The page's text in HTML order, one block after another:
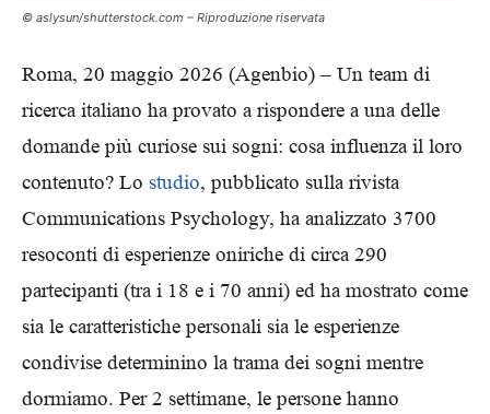
© aslysun/shutterstock.com – Riproduzione riservata
Roma, 20 maggio 2026 (Agenbio) – Un team di
ricerca italiano ha provato a rispondere a una delle
domande più curiose sui sogni: cosa influenza il loro
contenuto? Lo studio, pubblicato sulla rivista
Communications Psychology, ha analizzato 3700
resoconti di esperienze oniriche di circa 290
partecipanti (tra i 18 e i 70 anni) ed ha mostrato come
sia le caratteristiche personali sia le esperienze
condivise determinino la trama dei sogni mentre
dormiamo. Per 2 settimane, le persone hanno